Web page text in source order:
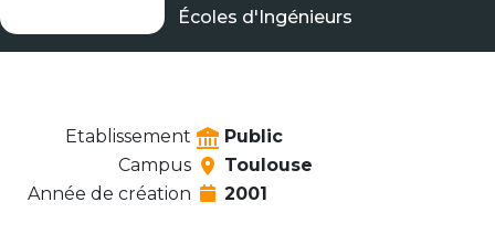
Écoles d'Ingénieurs
Etablissement
Public
Campus
Toulouse
Année de création
2001